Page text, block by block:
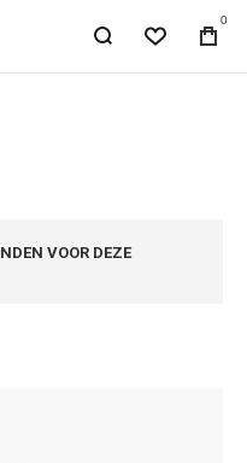
0
VOOR DEZE